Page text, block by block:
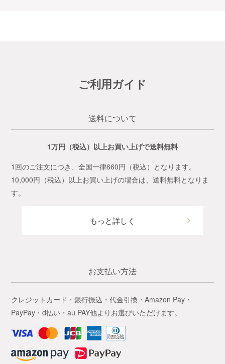
ご利用ガイド
送料について
1万円（税込）以上お買い上げで送料無料
1回のご注文につき、全国一律660円（税込）となります。
10,000円（税込）以上お買い上げの場合は、送料無料となりま
す。
もっと詳しく
お支払い方法
クレジットカード・銀行振込・代金引換・Amazon Pay・
PayPay・d払い・au PAY他よりお選びいただけます。